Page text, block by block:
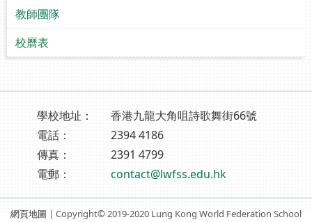
教師團隊
校曆表
學校地址：
香港九龍大角咀詩歌舞街66號
電話：
2394 4186
傳真：
2391 4799
電郵：
contact@lwfss.edu.hk
網頁地圖 | Copyright© 2019-2020 Lung Kong World Federation School